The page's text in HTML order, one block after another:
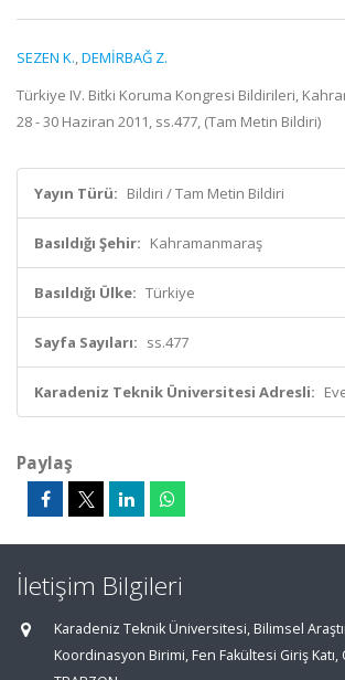
SEZEN K.,DEMİRBAĞ Z.
Türkiye IV. Bitki Koruma Kongresi Bildirileri,
28 - 30 Haziran 2011, ss.477, (Tam Metin Bildiri)
Yayın Türü: Bildiri / Tam Metin Bildiri
Basıldığı Şehir: Kahramanmaraş
Basıldığı Ülke: Türkiye
Sayfa Sayıları: ss.477
Karadeniz Teknik Üniversitesi Adresli:
Paylaş
İletişim Bilgileri
Karadeniz Teknik Üniversitesi, Bilimsel
Koordinasyon Birimi, Fen Fakültesi Giriş